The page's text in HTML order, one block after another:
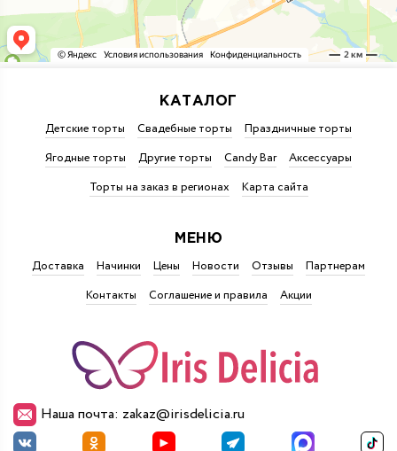
Наша почта: zakaz@irisdelicia.ru
КАТАЛОГ
Детские торты Свадебные торты
Праздничные торты
Ягодные торты
Другие торты Candy Bar
Аксессуары
Торты на заказ в регионах
Карта сайта
МЕНЮ
Доставка Начинки Цены Новости Отзывы
Партнерам
Контакты
Соглашение и правила Акции